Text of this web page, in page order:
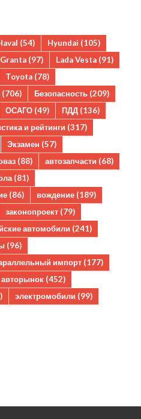
(54) Hyundai (105)
(97) Lada Vesta (91)
Toyota (78)
(706) Безопасность (209)
ОСАГО (49) ПДД (136)
и рейтинги (317)
Экзамен (57)
(88) автозапчасти (68)
(81)
(86) вождение (189)
законопроект (79)
автомобили (241)
(96)
импорт (177)
авторынок (452)
электромобили (99)